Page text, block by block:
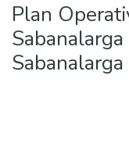
Plan